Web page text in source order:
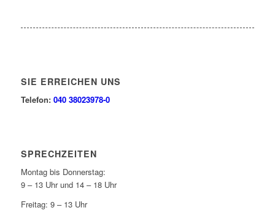
SIE ERREICHEN UNS
Telefon: 040 38023978-0
SPRECHZEITEN
Montag bis Donnerstag:
9 – 13 Uhr und 14 – 18 Uhr
Freitag: 9 – 13 Uhr